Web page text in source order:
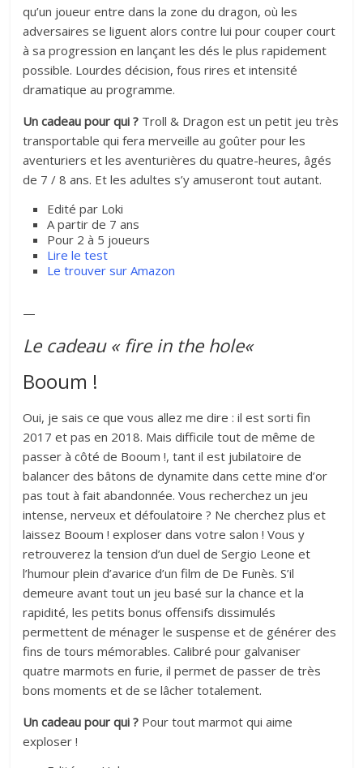
qu’un joueur entre dans la zone du dragon, où les
adversaires se liguent alors contre lui pour couper court
à sa progression en lançant les dés le plus rapidement
possible. Lourdes décision, fous rires et intensité
dramatique au programme.
Un cadeau pour qui ? Troll & Dragon est un petit jeu très
transportable qui fera merveille au goûter pour les
aventuriers et les aventurières du quatre-heures, âgés
de 7 / 8 ans. Et les adultes s’y amuseront tout autant.
Edité par Loki
A partir de 7 ans
Pour 2 à 5 joueurs
Lire le test
Le trouver sur Amazon
—
Le cadeau « fire in the hole«
Booum !
Oui, je sais ce que vous allez me dire : il est sorti fin
2017 et pas en 2018. Mais difficile tout de même de
passer à côté de Booum !, tant il est jubilatoire de
balancer des bâtons de dynamite dans cette mine d’or
pas tout à fait abandonnée. Vous recherchez un jeu
intense, nerveux et défoulatoire ? Ne cherchez plus et
laissez Booum ! exploser dans votre salon ! Vous y
retrouverez la tension d’un duel de Sergio Leone et
l’humour plein d’avarice d’un film de De Funès. S’il
demeure avant tout un jeu basé sur la chance et la
rapidité, les petits bonus offensifs dissimulés
permettent de ménager le suspense et de générer des
fins de tours mémorables. Calibré pour galvaniser
quatre marmots en furie, il permet de passer de très
bons moments et de se lâcher totalement.
Un cadeau pour qui ? Pour tout marmot qui aime
exploser !